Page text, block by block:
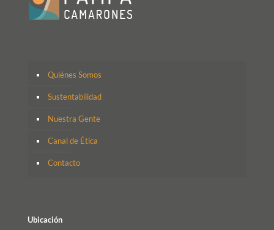
Quiénes Somos
Sustentabilidad
Nuestra Gente
Canal de Ética
Contacto
Ubicación